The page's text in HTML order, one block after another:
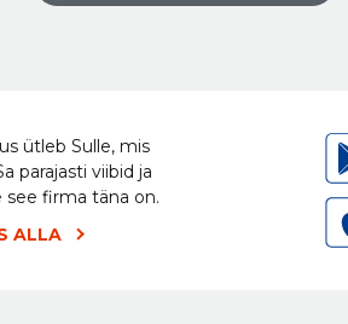
ütleb Sulle, mis
parajasti viibid ja
see firma täna on.
ALLA